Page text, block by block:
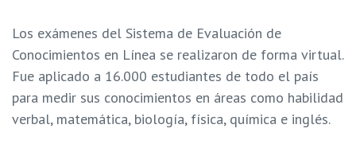
Los exámenes del Sistema de Evaluación de
Conocimientos en Línea se realizaron de forma virtual.
Fue aplicado a 16.000 estudiantes de todo el país
para medir sus conocimientos en áreas como habilidad
verbal, matemática, biología, física, química e inglés.